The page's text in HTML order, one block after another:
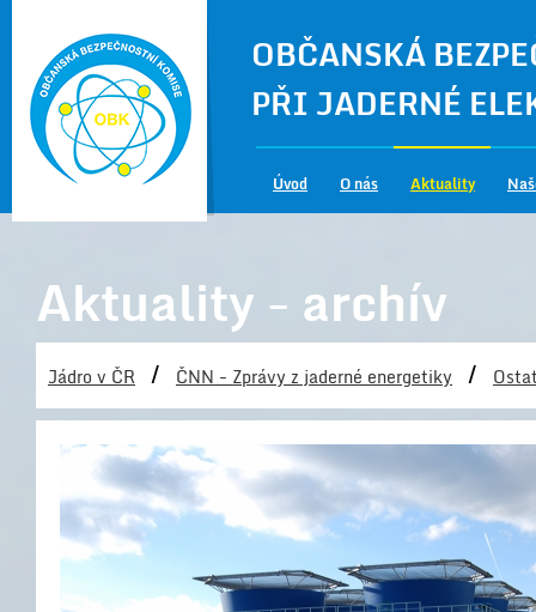
OBČANSKÁ
PŘI JADERNÉ
Úvod O nás Aktuality
Aktuality - archív
Jádro v ČR / ČNN - Zprávy z jaderné energetiky /